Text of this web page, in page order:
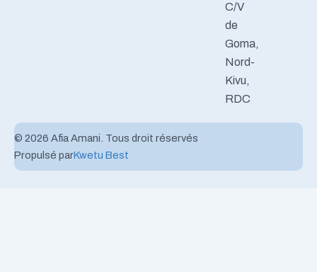
C/V
de
Goma,
Nord-
Kivu,
RDC
© 2026 Afia Amani. Tous droit réservés
Propulsé parKwetu Best